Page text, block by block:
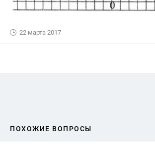
22 марта 2017
ПОХОЖИЕ ВОПРОСЫ